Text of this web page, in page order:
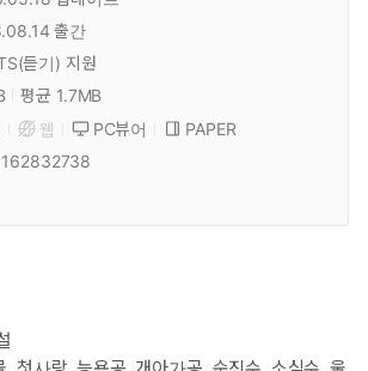
출간
듣기) 지원
평균 1.7MB
웹 PC뷰어
PAPER